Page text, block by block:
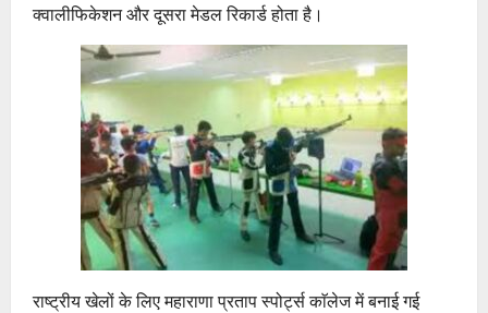
क्वालीफिकेशन और दूसरा मेडल रिकार्ड होता है।
राष्ट्रीय खेलों के लिए महाराणा प्रताप स्पोर्ट्स काॅलेज में बनाई गई